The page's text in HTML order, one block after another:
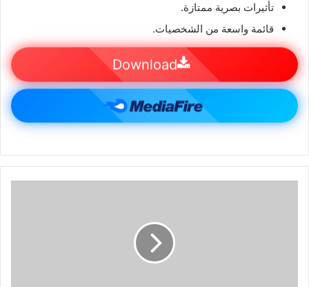
تأثيرات بصرية ممتازة.
قائمة واسعة من الشخصيات.
Download